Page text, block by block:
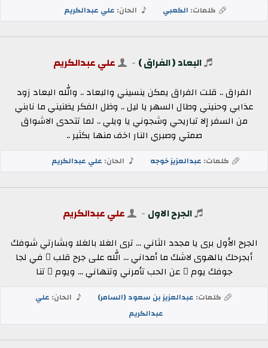
كلمات: الكعبي الحان: علي عبدالكريم
البعاد ( الفراق ) - علي عبدالكريم
الفراق .. قلت الفراق يمكن ينسيني والبعاد .. والله البعاد زود
عذابي وحنيني وطال السهر يا ليل .. وظل الفكر يظنيني ما نابني
من السفر إلا تباريحي وشجوني يا ويلي .. لما تتحدى الاشواق
صمتي وصبري النار اخف منها بكثير ..
كلمات: عبدالعزيز خوجه الحان: علي عبدالكريم
الجرح الاول - علي عبدالكريم
الجرح الأول برى يا مجدد الثاني ... ترى الغلا بالغلا وبشارتي شوفك
أبجرحك بالهوى لاشك ما أمداني ... الله على جرح قلب ٍ في لجا
جوفك يوم ٍ عن الحب تأمرني وتنهاني ... ويوم ٍ تنا
كلمات: عبدالعزيز بن سعود (السامر) الحان: علي
عبدالكريم